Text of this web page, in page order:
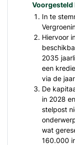
Voorgesteld
In te
Hiervoor
2035
een
via de
De
in 2028
stelpost
wat
160.000